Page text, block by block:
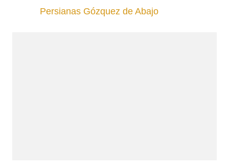
Persianas Gózquez de Abajo